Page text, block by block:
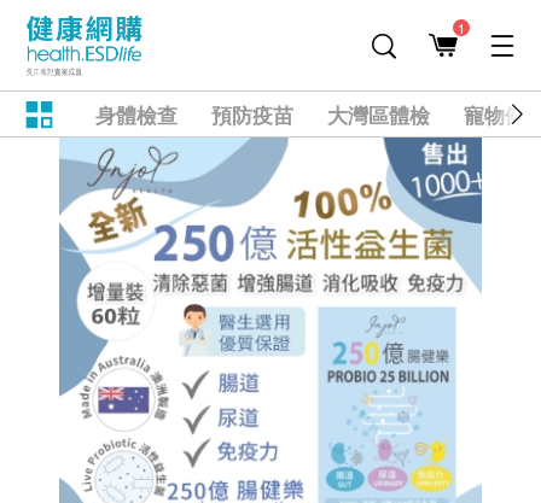
1
身體檢查 預防疫苗 大灣區體檢 寵物健